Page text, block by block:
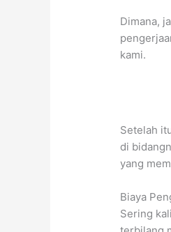
Dimana,
kami.
Setelah
di
yang
Biaya
Sering